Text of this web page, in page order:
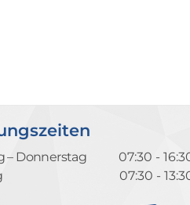
– Donnerstag
07:30 -
07:30 -